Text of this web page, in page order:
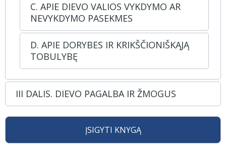
C. APIE DIEVO VALIOS VYKDYMO AR
NEVYKDYMO PASEKMES
D. APIE DORYBES IR KRIKŠČIONIŠKĄJĄ
TOBULYBĘ
III DALIS. DIEVO PAGALBA IR ŽMOGUS
ĮSIGYTI KNYGĄ